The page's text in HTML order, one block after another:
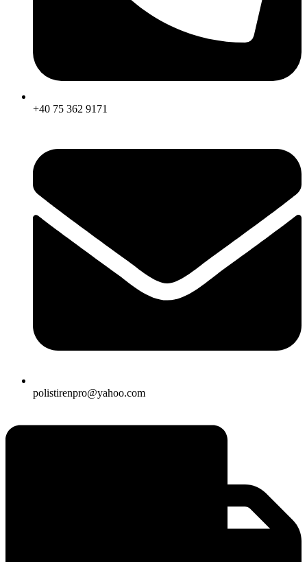
+40 75 362 9171
polistirenpro@yahoo.com